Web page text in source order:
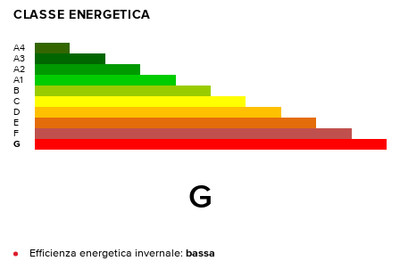
CLASSE ENERGETICA
A4
A3
A2
A1
B
C
D
E
F
G
G
Efficienza energetica invernale: bassa